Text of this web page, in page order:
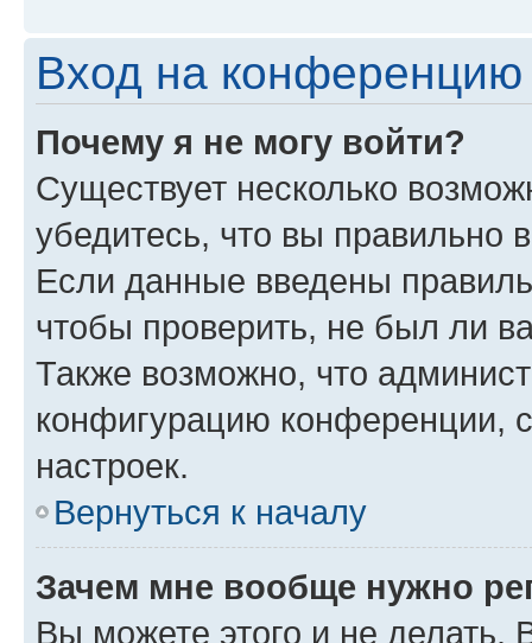
Вход на конференцию
Почему я не могу войти?
Существует несколько
убедитесь, что вы правильно
Если данные введены
чтобы проверить, не был ли
Также возможно, что
конфигурацию конференции,
настроек.
Вернуться к началу
Зачем мне вообще нужно
Вы можете этого и не делать.